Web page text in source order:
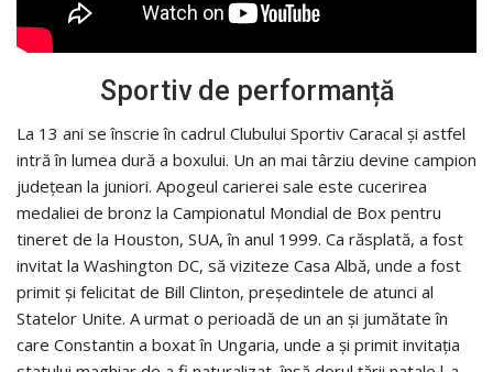
Sportiv de performanță
La 13 ani se înscrie în cadrul Clubului Sportiv Caracal și astfel
intră în lumea dură a boxului. Un an mai târziu devine campion
județean la juniori. Apogeul carierei sale este cucerirea
medaliei de bronz la Campionatul Mondial de Box pentru
tineret de la Houston, SUA, în anul 1999. Ca răsplată, a fost
invitat la Wash­ing­ton DC, să viziteze Casa Albă, unde a fost
primit și felicitat de Bill Clinton, președintele de atunci al
Statelor Unite. A urmat o perioadă de un an și jumătate în
care Constantin a boxat în Ungaria, unde a și primit invi­tația